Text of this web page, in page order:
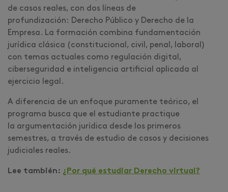
de casos reales, con dos líneas de
profundización: Derecho Público y Derecho de la
Empresa. La formación combina fundamentación
jurídica clásica (constitucional, civil, penal, laboral)
con temas actuales como regulación digital,
ciberseguridad e inteligencia artificial aplicada al
ejercicio legal.
A diferencia de un enfoque puramente teórico, el
programa busca que el estudiante practique
la argumentación jurídica desde los primeros
semestres, a través de estudio de casos y decisiones
judiciales reales.
Lee también: ¿Por qué estudiar Derecho virtual?